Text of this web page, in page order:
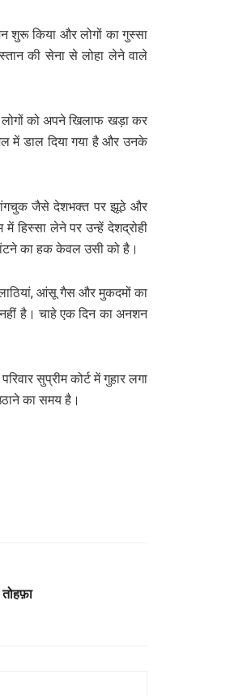
शुरू किया और लोगों का गुस्सा
की सेना से लोहा लेने वाले
लोगों को अपने खिलाफ खड़ा कर
में डाल दिया गया है और उनके
वांगचुक जैसे देशभक्त पर झूठे और
हिस्सा लेने पर उन्हें देशद्रोही
का हक केवल उसी को है।
आंसू गैस और मुकदमों का
है। चाहे एक दिन का अनशन
सुप्रीम कोर्ट में गुहार लगा
का समय है।
तोहफ़ा